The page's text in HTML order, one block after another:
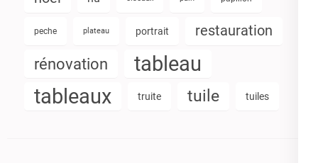
peche plateau portrait restauration
rénovation
tableau
tableaux
truite tuile tuiles